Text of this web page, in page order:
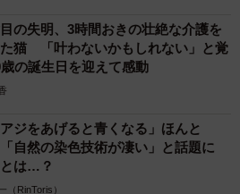
の失明、3時間おきの壮絶な介護を
猫 「叶わないかもしれない」と覚
の誕生日を迎えて感動
アジをあげると青くなる」ほんと
自然の染色技術が凄い」と話題に
は…？
（RinToris）